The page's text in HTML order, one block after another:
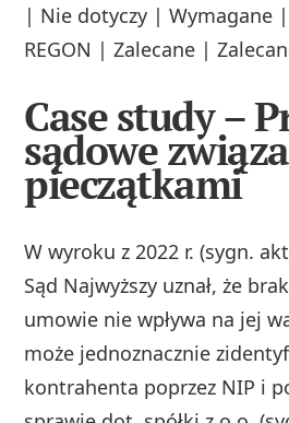
| Nie dotyczy | Wymagane
REGON | Zalecane |
Case study –
sądowe
pieczątkami
W wyroku z 2022 r. (sygn.
Sąd Najwyższy uznał, że
umowie nie wpływa na jej
może jednoznacznie
kontrahenta poprzez NIP i